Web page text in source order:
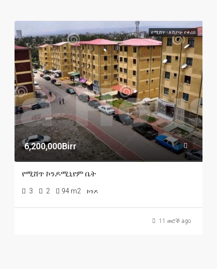
የሚሸጥ ፡ ለሽያጭ የቀረበ
6,200,000Birr
የሚሸጥ ኮንዶሚኒየም ቤት
3 2 94 m2 ኮንዶ
11 ወሮች ago